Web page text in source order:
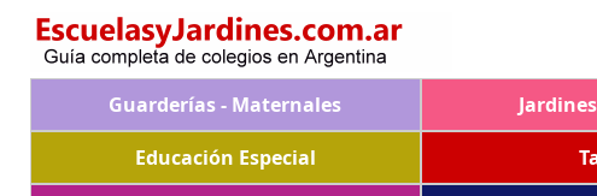
Guarderías - Maternales
Educación Especial